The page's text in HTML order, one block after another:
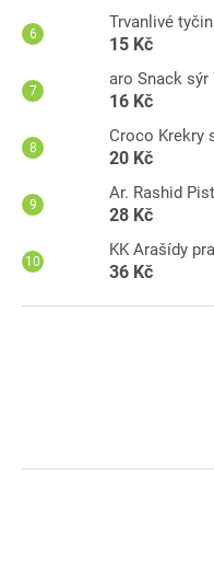
Trvanlivé
15 Kč
aro Snack sýr
16 Kč
Croco Krekry
20 Kč
Ar. Rashid
28 Kč
KK Arašídy
36 Kč